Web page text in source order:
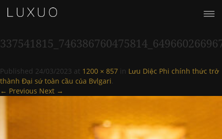
Published 24/03/2023 at 1200 × 857 in Lưu Diệc Phi chính thức trở
thành Đại sứ toàn cầu của Bvlgari.
← Previous Next →